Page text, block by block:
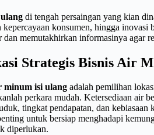
di tengah persaingan yang kian
konsumen, hingga
memutakhirkan informasinya agar
Strategis Bisnis Air
minum isi ulang adalah pemilihan
perkara mudah. Ketersediaan
tingkat pendapatan, dan
untuk bersiap menghadapi
diperlukan.